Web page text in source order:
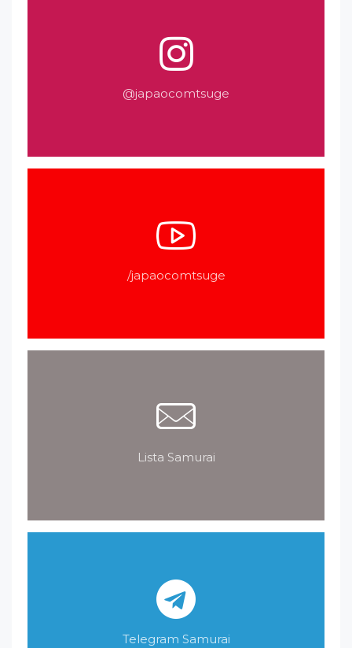
@japaocomtsuge
/japaocomtsuge
Lista Samurai
Telegram Samurai